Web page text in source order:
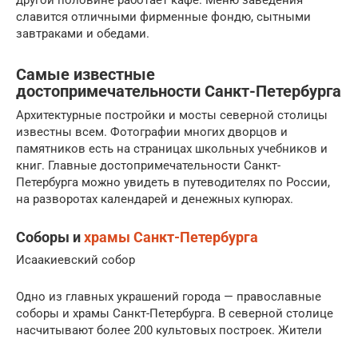
славится отличными фирменные фондю, сытными
завтраками и обедами.
Самые известные
достопримечательности Санкт-Петербурга
Архитектурные постройки и мосты северной столицы
известны всем. Фотографии многих дворцов и
памятников есть на страницах школьных учебников и
книг. Главные достопримечательности Санкт-
Петербурга можно увидеть в путеводителях по России,
на разворотах календарей и денежных купюрах.
Соборы ихрамы Санкт-Петербурга
Исаакиевский собор
Одно из главных украшений города — православные
соборы и храмы Санкт-Петербурга. В северной столице
насчитывают более 200 культовых построек. Жители